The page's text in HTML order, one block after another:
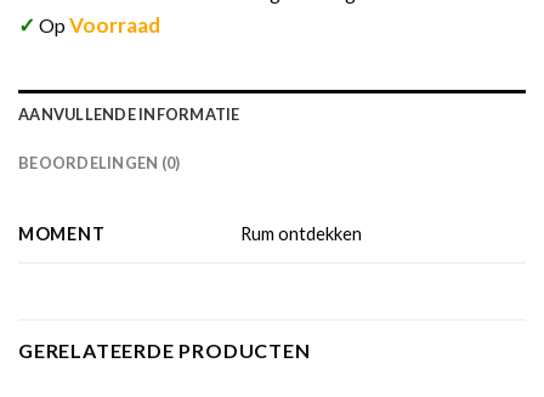
✓ OpVoorraad
AANVULLENDE INFORMATIE
BEOORDELINGEN (0)
MOMENT Rum ontdekken
GERELATEERDE PRODUCTEN